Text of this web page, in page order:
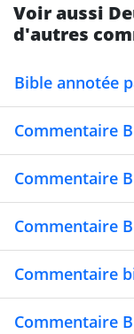
Voir aussi
d'autres
Bible annotée
Commentaire
Commentaire
Commentaire
Commentaire
Commentaire